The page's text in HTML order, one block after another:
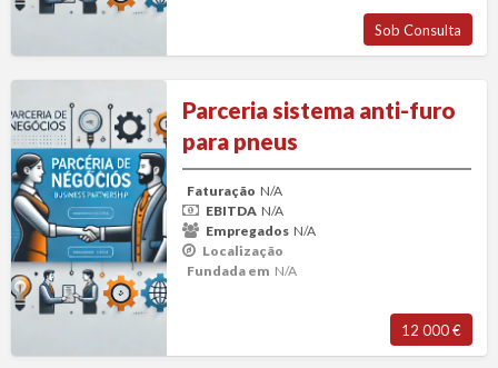
Sob Consulta
sistema
anti-
furo
para
pneus
Parceria sistema anti-furo
para pneus
Faturação N/A
EBITDA N/A
Empregados N/A
Localização
Fundada em N/A
12 000 €